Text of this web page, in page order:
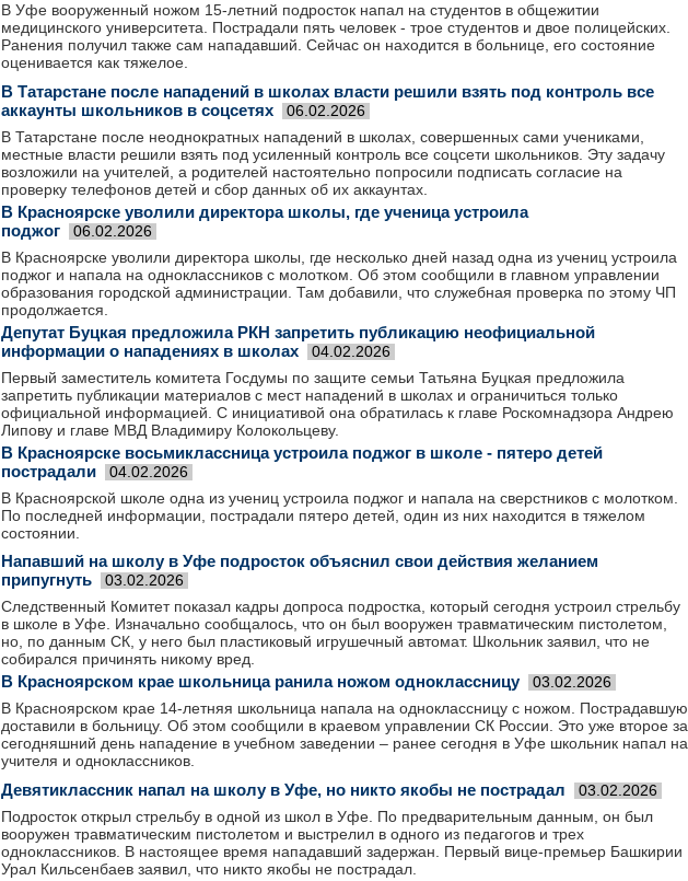
В Уфе вооруженный ножом 15-летний подросток напал на студентов в общежитии
медицинского университета. Пострадали пять человек - трое студентов и двое полицейских.
Ранения получил также сам нападавший. Сейчас он находится в больнице, его состояние
оценивается как тяжелое.
В Татарстане после нападений в школах власти решили взять под контроль все
аккаунты школьников в соцсетях
06.02.2026
В Татарстане после неоднократных нападений в школах, совершенных сами учениками,
местные власти решили взять под усиленный контроль все соцсети школьников. Эту задачу
возложили на учителей, а родителей настоятельно попросили подписать согласие на
проверку телефонов детей и сбор данных об их аккаунтах.
В Красноярске уволили директора школы, где ученица устроила
поджог
06.02.2026
В Красноярске уволили директора школы, где несколько дней назад одна из учениц устроила
поджог и напала на одноклассников с молотком. Об этом сообщили в главном управлении
образования городской администрации. Там добавили, что служебная проверка по этому ЧП
продолжается.
Депутат Буцкая предложила РКН запретить публикацию неофициальной
информации о нападениях в школах
04.02.2026
Первый заместитель комитета Госдумы по защите семьи Татьяна Буцкая предложила
запретить публикации материалов с мест нападений в школах и ограничиться только
официальной информацией. С инициативой она обратилась к главе Роскомнадзора Андрею
Липову и главе МВД Владимиру Колокольцеву.
В Красноярске восьмиклассница устроила поджог в школе - пятеро детей
пострадали
04.02.2026
В Красноярской школе одна из учениц устроила поджог и напала на сверстников с молотком.
По последней информации, пострадали пятеро детей, один из них находится в тяжелом
состоянии.
Напавший на школу в Уфе подросток объяснил свои действия желанием
припугнуть
03.02.2026
Следственный Комитет показал кадры допроса подростка, который сегодня устроил стрельбу
в школе в Уфе. Изначально сообщалось, что он был вооружен травматическим пистолетом,
но, по данным СК, у него был пластиковый игрушечный автомат. Школьник заявил, что не
собирался причинять никому вред.
В Красноярском крае школьница ранила ножом одноклассницу 03.02.2026
В Красноярском крае 14-летняя школьница напала на одноклассницу с ножом. Пострадавшую
доставили в больницу. Об этом сообщили в краевом управлении СК России. Это уже второе за
сегодняшний день нападение в учебном заведении – ранее сегодня в Уфе школьник напал на
учителя и одноклассников.
Девятиклассник напал на школу в Уфе, но никто якобы не пострадал 03.02.2026
Подросток открыл стрельбу в одной из школ в Уфе. По предварительным данным, он был
вооружен травматическим пистолетом и выстрелил в одного из педагогов и трех
одноклассников. В настоящее время нападавший задержан. Первый вице-премьер Башкирии
Урал Кильсенбаев заявил, что никто якобы не пострадал.